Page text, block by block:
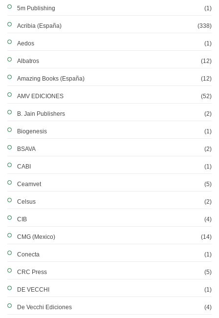
5m Publishing (1)
Acribia (España) (338)
Aedos (1)
Albatros (12)
Amazing Books (España) (12)
AMV EDICIONES (52)
B. Jain Publishers (2)
Biogenesis (1)
BSAVA (2)
CABI (1)
Ceamvet (5)
Celsus (2)
CIB (4)
CMG (Mexico) (14)
Conecta (1)
CRC Press (5)
DE VECCHI (1)
De Vecchi Ediciones (4)